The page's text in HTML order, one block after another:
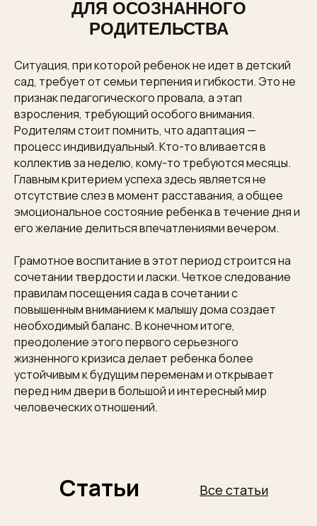
ДЛЯ ОСОЗНАННОГО
РОДИТЕЛЬСТВА
Ситуация, при которой ребенок не идет в детский
сад, требует от семьи терпения и гибкости. Это не
признак педагогического провала, а этап
взросления, требующий особого внимания.
Родителям стоит помнить, что адаптация —
процесс индивидуальный. Кто-то вливается в
коллектив за неделю, кому-то требуются месяцы.
Главным критерием успеха здесь является не
отсутствие слез в момент расставания, а общее
эмоциональное состояние ребенка в течение дня и
его желание делиться впечатлениями вечером.
Грамотное воспитание в этот период строится на
сочетании твердости и ласки. Четкое следование
правилам посещения сада в сочетании с
повышенным вниманием к малышу дома создает
необходимый баланс. В конечном итоге,
преодоление этого первого серьезного
жизненного кризиса делает ребенка более
устойчивым к будущим переменам и открывает
перед ним двери в большой и интересный мир
человеческих отношений.
Статьи Все статьи